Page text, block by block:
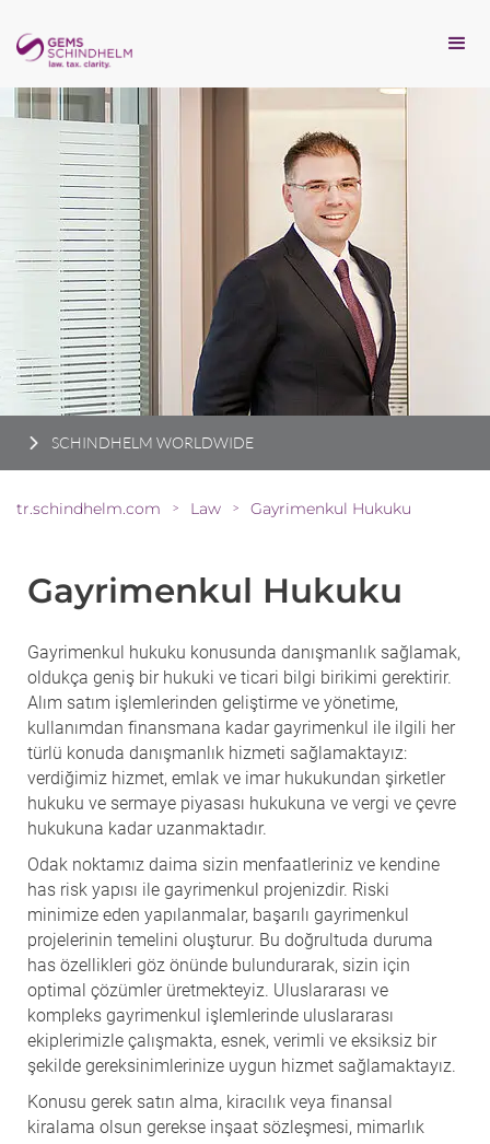
SCHINDHELM WORLDWIDE
tr.schindhelm.com > Law > Gayrimenkul Hukuku
Gayrimenkul Hukuku
Gayrimenkul hukuku konusunda danışmanlık sağlamak,
oldukça geniş bir hukuki ve ticari bilgi birikimi gerektirir.
Alım satım işlemlerinden geliştirme ve yönetime,
kullanımdan finansmana kadar gayrimenkul ile ilgili her
türlü konuda danışmanlık hizmeti sağlamaktayız:
verdiğimiz hizmet, emlak ve imar hukukundan şirketler
hukuku ve sermaye piyasası hukukuna ve vergi ve çevre
hukukuna kadar uzanmaktadır.
Odak noktamız daima sizin menfaatleriniz ve kendine
has risk yapısı ile gayrimenkul projenizdir. Riski
minimize eden yapılanmalar, başarılı gayrimenkul
projelerinin temelini oluşturur. Bu doğrultuda duruma
has özellikleri göz önünde bulundurarak, sizin için
optimal çözümler üretmekteyiz. Uluslararası ve
kompleks gayrimenkul işlemlerinde uluslararası
ekiplerimizle çalışmakta, esnek, verimli ve eksiksiz bir
şekilde gereksinimlerinize uygun hizmet sağlamaktayız.
Konusu gerek satın alma, kiracılık veya finansal
kiralama olsun gerekse inşaat sözleşmesi, mimarlık